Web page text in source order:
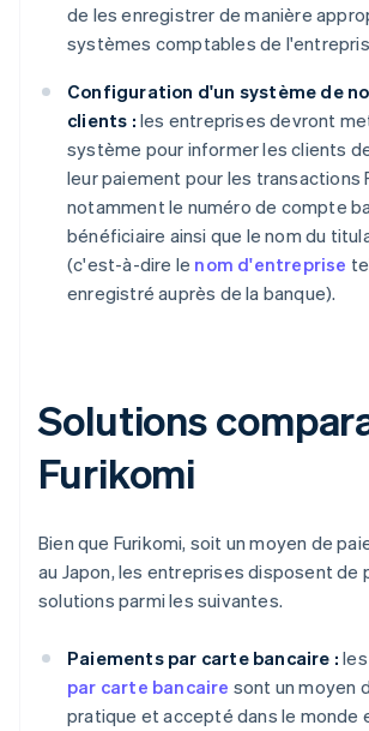
de les enregistrer de manière
systèmes comptables de
Configuration d'un système de
clients : les entreprises devront
système pour informer les clients
leur paiement pour les transactions
notamment le numéro de compte
bénéficiaire ainsi que le nom du
(c'est-à-dire le nom d'entreprise
enregistré auprès de la banque).
Solutions
Furikomi
Bien que Furikomi, soit un moyen de
au Japon, les entreprises disposent de
solutions parmi les suivantes.
Paiements par carte bancaire : les
par carte bancaire sont un moyen
pratique et accepté dans le monde